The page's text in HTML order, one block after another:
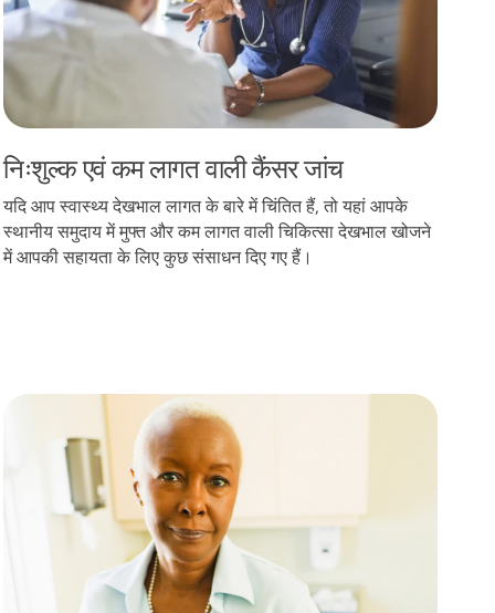
निःशुल्क एवं कम लागत वाली कैंसर जांच
यदि आप स्वास्थ्य देखभाल लागत के बारे में चिंतित हैं, तो यहां आपके
स्थानीय समुदाय में मुफ्त और कम लागत वाली चिकित्सा देखभाल खोजने
में आपकी सहायता के लिए कुछ संसाधन दिए गए हैं।
Multi-cancer detection tests